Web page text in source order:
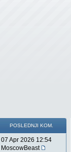
POSLEDNJI KOM.
07 Apr 2026 12:54
MoscowBeast